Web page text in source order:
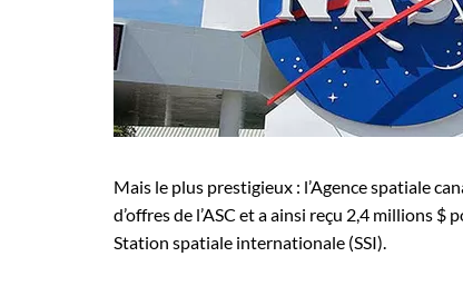
Mais le plus prestigieux : l’Agence spatiale
d’offres de l’ASC et a ainsi reçu 2,4 millions
Station spatiale internationale (SSI).